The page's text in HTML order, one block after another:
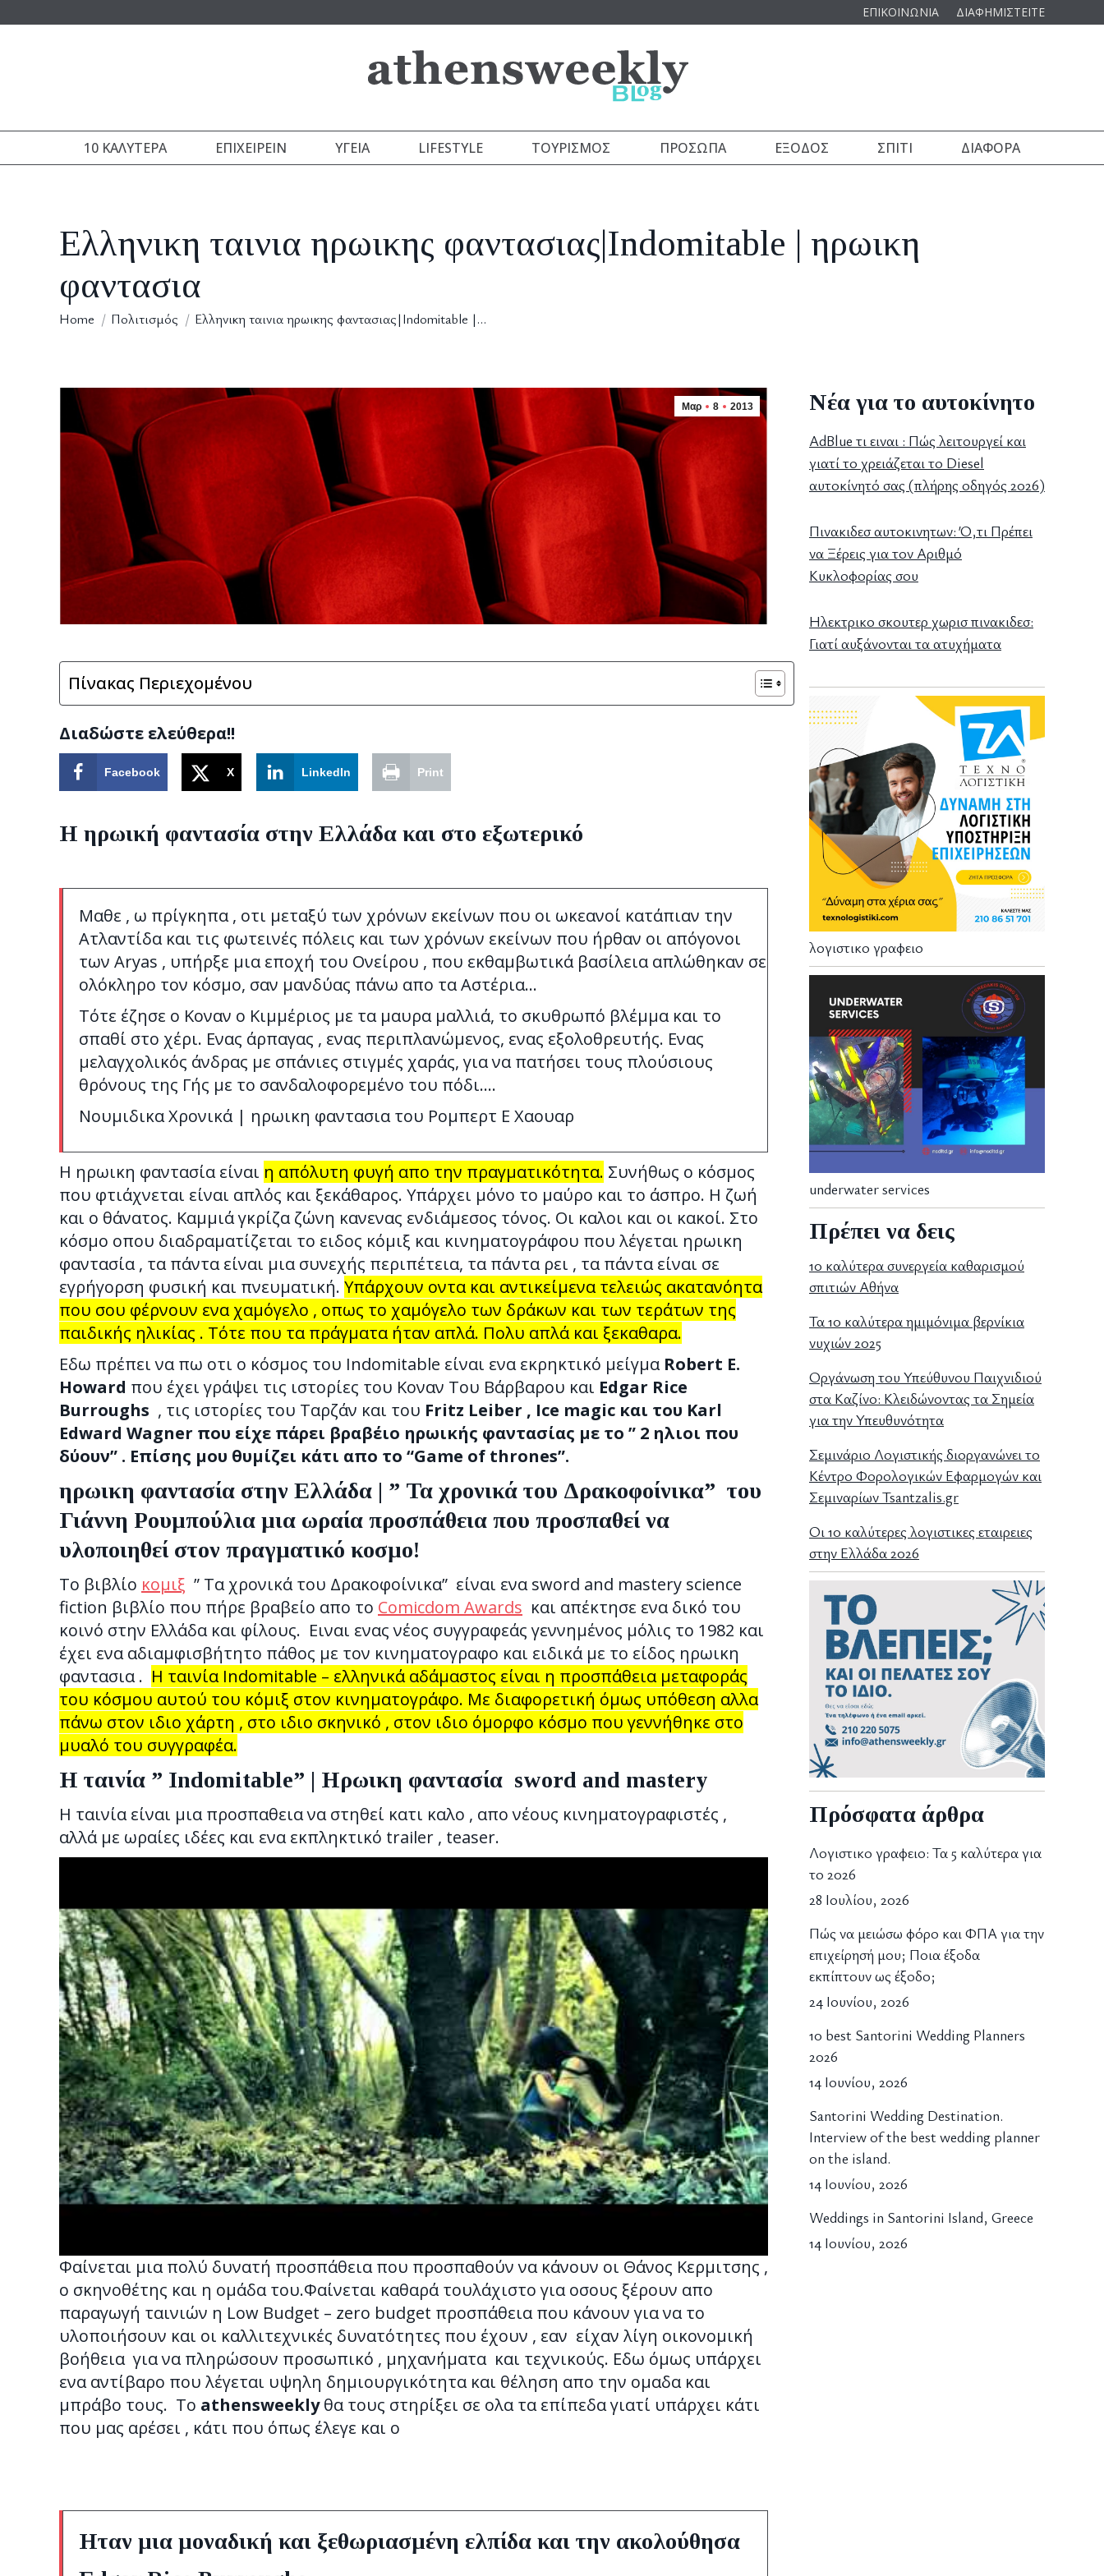
ΕΠΙΚΟΙΝΩΝΙΑ ΔΙΑΦΗΜΙΣΤΕΙΤΕ
10 ΚΑΛΎΤΕΡΑ ΕΠΙΧΕΙΡΕΊΝ ΥΓΕΊΑ LIFESTYLE ΤΟΥΡΙΣΜΌΣ ΠΡΌΣΩΠΑ ΈΞΟΔΟΣ ΣΠΊΤΙ ΔΙΆΦΟΡΑ
Ελληνικη ταινια ηρωικης φαντασιας|Indomitable | ηρωικη
φαντασια
You are here:
Home Πολιτισμός Ελληνικη ταινια ηρωικης φαντασιας|Indomitable |…
Μαρ 8 2013
Πίνακας Περιεχομένου
Διαδώστε ελεύθερα!!
Facebook X LinkedIn Print
Η ηρωική φαντασία στην Ελλάδα και στο εξωτερικό
Μαθε , ω πρίγκηπα , οτι μεταξύ των χρόνων εκείνων που οι ωκεανοί κατάπιαν την
Ατλαντίδα και τις φωτεινές πόλεις και των χρόνων εκείνων που ήρθαν οι απόγονοι
των Aryas , υπήρξε μια εποχή του Ονείρου , που εκθαμβωτικά βασίλεια απλώθηκαν σε
ολόκληρο τον κόσμο, σαν μανδύας πάνω απο τα Αστέρια…
Τότε έζησε ο Κοναν ο Κιμμέριος με τα μαυρα μαλλιά, το σκυθρωπό βλέμμα και το
σπαθί στο χέρι. Ενας άρπαγας , ενας περιπλανώμενος, ενας εξολοθρευτής. Ενας
μελαγχολικός άνδρας με σπάνιες στιγμές χαράς, για να πατήσει τους πλούσιους
θρόνους της Γής με το σανδαλοφορεμένο του πόδι….
Νουμιδικα Χρονικά | ηρωικη φαντασια του Ρομπερτ Ε Χαουαρ
Η ηρωικη φαντασία είναι η απόλυτη φυγή απο την πραγματικότητα. Συνήθως ο κόσμος
που φτιάχνεται είναι απλός και ξεκάθαρος. Υπάρχει μόνο το μαύρο και το άσπρο. Η ζωή
και ο θάνατος. Καμμιά γκρίζα ζώνη κανενας ενδιάμεσος τόνος. Οι καλοι και οι κακοί. Στο
κόσμο οπου διαδραματίζεται το ειδος κόμιξ και κινηματογράφου που λέγεται ηρωικη
φαντασία , τα πάντα είναι μια συνεχής περιπέτεια, τα πάντα ρει , τα πάντα είναι σε
εγρήγορση φυσική και πνευματική. Υπάρχουν οντα και αντικείμενα τελειώς ακατανόητα
που σου φέρνουν ενα χαμόγελο , οπως το χαμόγελο των δράκων και των τεράτων της
παιδικής ηλικίας . Τότε που τα πράγματα ήταν απλά. Πολυ απλά και ξεκαθαρα.
Εδω πρέπει να πω οτι ο κόσμος του Indomitable είναι ενα εκρηκτικό μείγμα Robert E.
Howard που έχει γράψει τις ιστορίες του Κοναν Του Βάρβαρου και Edgar Rice
Burroughs , τις ιστορίες του Ταρζάν και του Fritz Leiber , Ice magic και του Karl
Edward Wagner που είχε πάρει βραβέιο ηρωικής φαντασίας με το ” 2 ηλιοι που
δύουν” . Επίσης μου θυμίζει κάτι απο το “Game of thrones”.
ηρωικη φαντασία στην Ελλάδα | ” Τα χρονικά του Δρακοφοίνικα” του
Γιάννη Ρουμπούλια μια ωραία προσπάθεια που προσπαθεί να
υλοποιηθεί στον πραγματικό κοσμο!
Το βιβλίο κομιξ ” Τα χρονικά του Δρακοφοίνικα” είναι ενα sword and mastery science
fiction βιβλίο που πήρε βραβείο απο το Comicdom Awards και απέκτησε ενα δικό του
κοινό στην Ελλάδα και φίλους. Ειναι ενας νέος συγγραφεάς γεννημένος μόλις το 1982 και
έχει ενα αδιαμφισβήτητο πάθος με τον κινηματογραφο και ειδικά με το είδος ηρωικη
φαντασια . Η ταινία Indomitable – ελληνικά αδάμαστος είναι η προσπάθεια μεταφοράς
του κόσμου αυτού του κόμιξ στον κινηματογράφο. Με διαφορετική όμως υπόθεση αλλα
πάνω στον ιδιο χάρτη , στο ιδιο σκηνικό , στον ιδιο όμορφο κόσμο που γεννήθηκε στο
μυαλό του συγγραφέα.
Η ταινία ” Indomitable” | Ηρωικη φαντασία sword and mastery
Η ταινία είναι μια προσπαθεια να στηθεί κατι καλο , απο νέους κινηματογραφιστές ,
αλλά με ωραίες ιδέες και ενα εκπληκτικό trailer , teaser.
Φαίνεται μια πολύ δυνατή προσπάθεια που προσπαθούν να κάνουν οι Θάνος Κερμιτσης ,
ο σκηνοθέτης και η ομάδα του.Φαίνεται καθαρά τουλάχιστο για οσους ξέρουν απο
παραγωγή ταινιών η Low Budget – zero budget προσπάθεια που κάνουν για να το
υλοποιήσουν και οι καλλιτεχνικές δυνατότητες που έχουν , εαν είχαν λίγη οικονομική
βοήθεια για να πληρώσουν προσωπικό , μηχανήματα και τεχνικούς. Εδω όμως υπάρχει
ενα αντίβαρο που λέγεται υψηλη δημιουργικότητα και θέληση απο την ομαδα και
μπράβο τους. Το athensweeklyθα τους στηρίξει σε ολα τα επίπεδα γιατί υπάρχει κάτι
που μας αρέσει , κάτι που όπως έλεγε και ο
Ηταν μια μοναδική και ξεθωριασμένη ελπίδα και την ακολούθησα
Νέα για το αυτοκίνητο
AdBlue τι ειναι : Πώς λειτουργεί και
γιατί το χρειάζεται το Diesel
αυτοκίνητό σας (πλήρης οδηγός 2026)
Πινακιδεσ αυτοκινητων: Ό,τι Πρέπει
να Ξέρεις για τον Αριθμό
Κυκλοφορίας σου
Ηλεκτρικο σκουτερ χωρισ πινακιδεσ:
Γιατί αυξάνονται τα ατυχήματα
λογιστικο γραφειο
underwater services
Πρέπει να δεις
10 καλύτερα συνεργεία καθαρισμού
σπιτιών Αθήνα
Τα 10 καλύτερα ημιμόνιμα βερνίκια
νυχιών 2025
Οργάνωση του Υπεύθυνου Παιχνιδιού
στα Καζίνο: Κλειδώνοντας τα Σημεία
για την Υπευθυνότητα
Σεμινάριο Λογιστικής διοργανώνει το
Κέντρο Φορολογικών Εφαρμογών και
Σεμιναρίων Tsantzalis.gr
Οι 10 καλύτερες λογιστικες εταιρειες
στην Ελλάδα 2026
Πρόσφατα άρθρα
Λογιστικο γραφειο: Τα 5 καλύτερα για
το 2026
28 Ιουλίου, 2026
Πώς να μειώσω φόρο και ΦΠΑ για την
επιχείρησή μου; Ποια έξοδα
εκπίπτουν ως έξοδο;
24 Ιουνίου, 2026
10 best Santorini Wedding Planners
2026
14 Ιουνίου, 2026
Santorini Wedding Destination.
Interview of the best wedding planner
on the island.
14 Ιουνίου, 2026
Weddings in Santorini Island, Greece
14 Ιουνίου, 2026